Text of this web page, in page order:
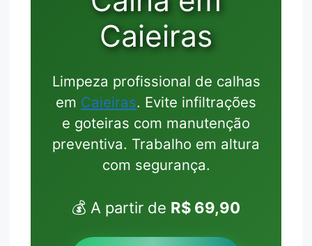
Caieiras
Limpeza profissional de calhas
em Caieiras. Evite infiltrações
e goteiras com manutenção
preventiva. Trabalho em altura
com segurança.
💰 A partir de R$ 69,90